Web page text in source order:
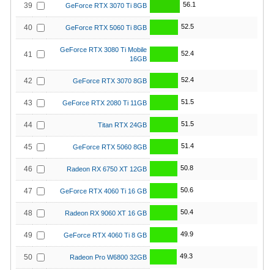
39 GeForce RTX 3070 Ti 8GB 56.1
40 GeForce RTX 5060 Ti 8GB 52.5
41
GeForce RTX 3080 Ti Mobile
16GB
52.4
42 GeForce RTX 3070 8GB 52.4
43 GeForce RTX 2080 Ti 11GB 51.5
44 Titan RTX 24GB 51.5
45 GeForce RTX 5060 8GB 51.4
46 Radeon RX 6750 XT 12GB 50.8
47 GeForce RTX 4060 Ti 16 GB 50.6
48 Radeon RX 9060 XT 16 GB 50.4
49 GeForce RTX 4060 Ti 8 GB 49.9
50 Radeon Pro W6800 32GB 49.3